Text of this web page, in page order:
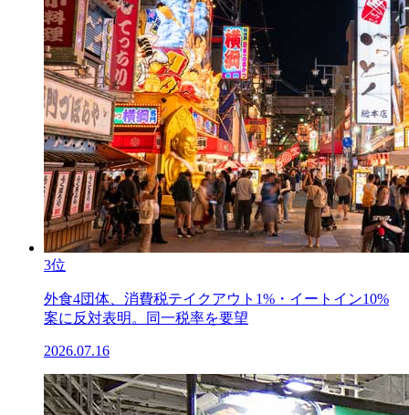
3位
外食4団体、消費税テイクアウト1%・イートイン10%
案に反対表明。同一税率を要望
2026.07.16